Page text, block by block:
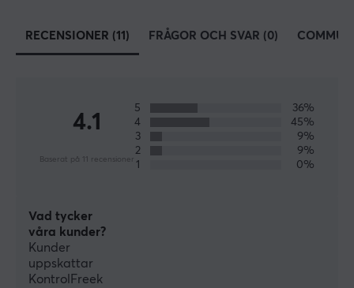
RECENSIONER (11) FRÅGOR OCH SVAR (0)
4.1
Baserat på 11 recensioner
5
36%
4
45%
3
9%
2
9%
1
0%
Vad tycker
våra kunder?
Kunder
uppskattar
KontrolFreek